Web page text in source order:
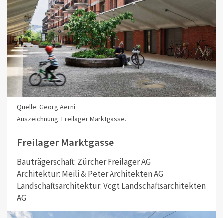
Quelle: Georg Aerni
Auszeichnung: Freilager Marktgasse.
Freilager Marktgasse
Bauträgerschaft: Zürcher Freilager AG
Architektur: Meili & Peter Architekten AG
Landschaftsarchitektur: Vogt Landschaftsarchitekten
AG